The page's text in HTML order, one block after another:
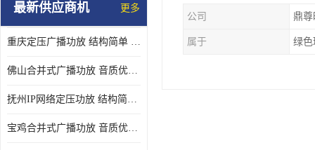
最新供应商机 更多
重庆定压广播功放 结构简单 传输距离远
佛山合并式广播功放 音质优美清晰 输出电压大 电流小
抚州IP网络定压功放 结构简单 多应用于公共场合
宝鸡合并式广播功放 音质优美清晰 维护方便
公司 鼎尊
属于 绿色